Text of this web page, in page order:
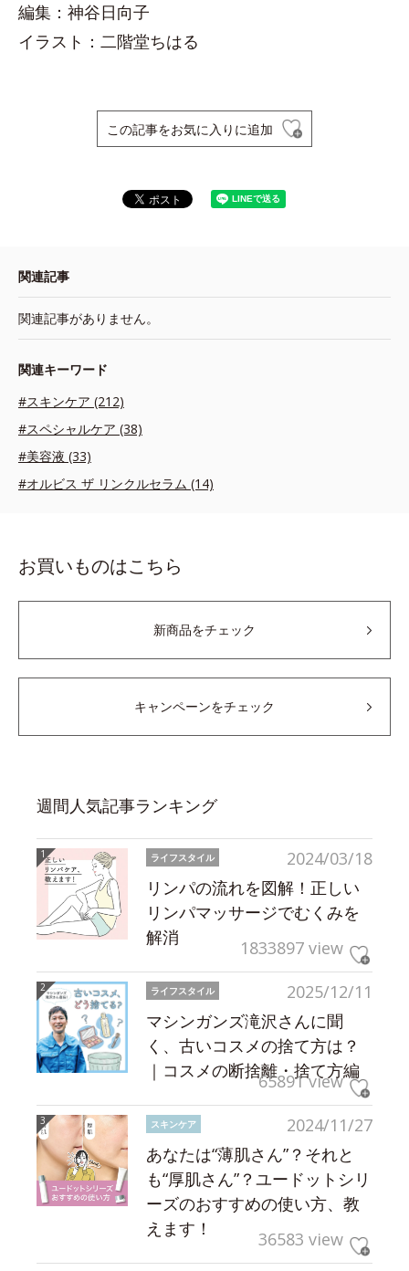
編集：神谷日向子
イラスト：二階堂ちはる
この記事をお気に入りに追加
関連記事
関連記事がありません。
関連キーワード
#スキンケア (212)
#スペシャルケア (38)
#美容液 (33)
#オルビス ザ リンクルセラム (14)
お買いものはこちら
新商品をチェック
キャンペーンをチェック
週間人気記事ランキング
2024/03/18
ライフスタイル
リンパの流れを図解！正しい
リンパマッサージでむくみを
解消
1833897 view
2025/12/11
ライフスタイル
マシンガンズ滝沢さんに聞
く、古いコスメの捨て方は？
｜コスメの断捨離・捨て方編
65891 view
2024/11/27
スキンケア
あなたは“薄肌さん”？それと
も“厚肌さん”？ユードットシリ
ーズのおすすめの使い方、教
えます！
36583 view